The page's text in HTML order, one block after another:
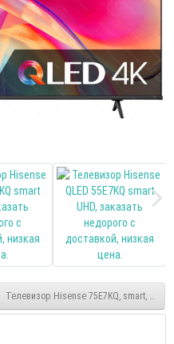
UHD, безрамочный, (Vidaa)
Телевизор Hisense 75E7KQ, smart,